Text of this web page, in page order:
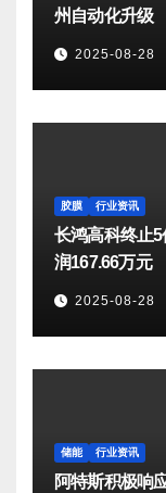
州自动化升级
2025-08-28
胶膜 行业资讯
长鸿高科终止
润167.66万元
2025-08-28
储能 行业资讯
阿特斯积极响